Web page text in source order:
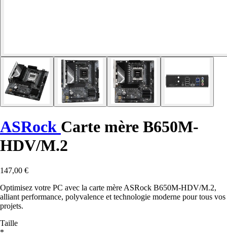
ASRock Carte mère B650M-
HDV/M.2
147,00 €
Optimisez votre PC avec la carte mère ASRock B650M-HDV/M.2,
alliant performance, polyvalence et technologie moderne pour tous vos
projets.
Taille
*